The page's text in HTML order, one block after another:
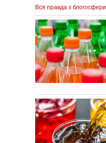
Вся правда з блогосфери